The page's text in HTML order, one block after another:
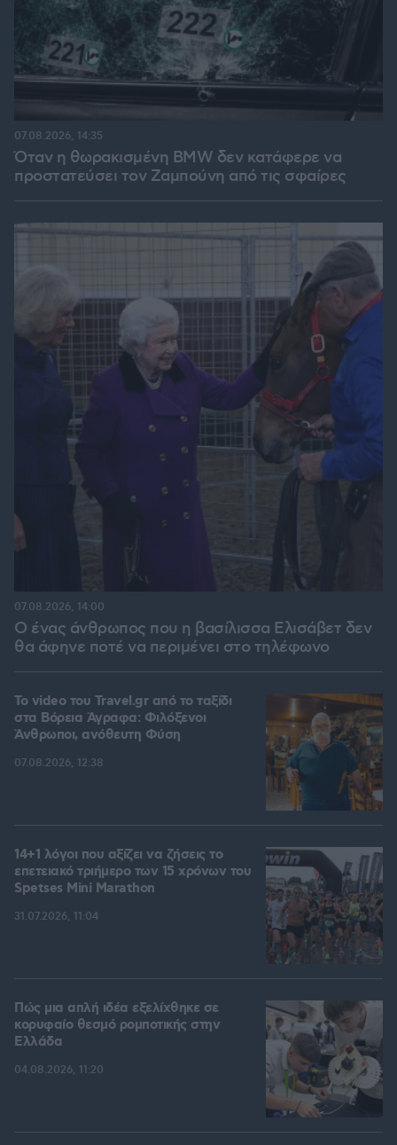
Όταν η θωρακισμένη BMW δεν κατάφερε να
προστατεύσει τον Ζαμπούνη από τις σφαίρες
07.08.2026, 14:35
Ο ένας άνθρωπος που η βασίλισσα Ελισάβετ δεν
θα άφηνε ποτέ να περιμένει στο τηλέφωνο
07.08.2026, 14:00
To video του Travel.gr από το ταξίδι
στα Βόρεια Άγραφα: Φιλόξενοι
Άνθρωποι, ανόθευτη Φύση
07.08.2026, 12:38
14+1 λόγοι που αξίζει να ζήσεις το
επετειακό τριήμερο των 15 χρόνων του
Spetses Mini Marathon
31.07.2026, 11:04
Πώς μια απλή ιδέα εξελίχθηκε σε
κορυφαίο θεσμό ρομποτικής στην
Ελλάδα
04.08.2026, 11:20